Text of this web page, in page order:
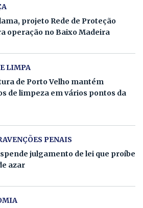
projeto Rede de Proteção
operação no Baixo Madeira
LIMPA
de Porto Velho mantém
de limpeza em vários pontos da
PENAIS
julgamento de lei que proíbe
azar